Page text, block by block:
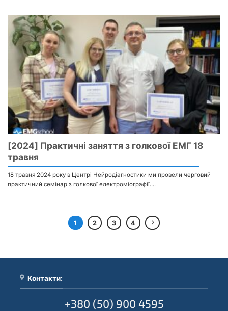
[2024] Практичні заняття з голкової ЕМГ 18
травня
18 травня 2024 року в Центрі Нейродіагностики ми провели черговий
практичний семінар з голкової електроміографії....
1 2 3 4
Контакти:
+380 (50) 900 4595